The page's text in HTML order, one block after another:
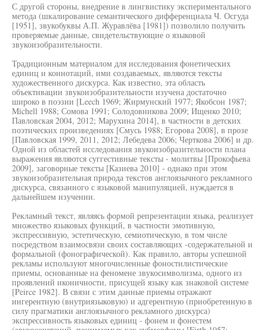
С другой стороны, внедрение в лингвистику экспериментального
метода (шкалирование семантического дифференциала Ч. Осгуда
[1951], звукобуквы А.П. Журавлёва [1981]) позволило получить
проверяемые данные, свидетельствующие о языковой
звукоизобразительности.
Традиционным материалом для исследования фонетических
единиц и коннотаций, ими создаваемых, являются тексты
художественного дискурса. Как известно, эта область
объективации звукоизобразительности изучена достаточно
широко в поэзии [Leech 1969; Жирмунский 1977; Якобсон 1987;
Michell 1988; Сомова 1991; Солодовникова 2009; Ищенко 2010;
Павловская 2004, 2012; Марухина 2014], в частности в детских
поэтических произведениях [Смусь 1988; Егорова 2008], в прозе
[Павловская 1999, 2011, 2012; Лебедева 2006; Черткова 2006] и др.
Одной из областей исследования звукоизобразительности плана
выражения являются суггестивные тексты - молитвы [Прокофьева
2009], заговорные тексты [Казиева 2010] - однако при этом
звукоизобразительная природа текстов англоязычного рекламного
дискурса, связанного с языковой манипуляцией, нуждается в
дальнейшем изучении.
Рекламный текст, являясь формой репрезентации языка, реализует
множество языковых функций, в частности эмотивную,
экспрессивную, эстетическую, семиотическую, в том числе
посредством взаимосвязи своих составляющих -содержательной и
формальной (фонографической). Как правило, авторы успешной
рекламы используют многочисленные фоностилистические
приемы, основанные на феномене звукосимволизма, одного из
проявлений иконичности, присущей языку как знаковой системе
[Peirce 1982]. В связи с этим данные приемы отражают
ингерентную (внутриязыковую) и адгерентную (приобретенную в
силу прагматики англоязычного рекламного дискурса)
экспрессивность языковых единиц - фонем и фонестем